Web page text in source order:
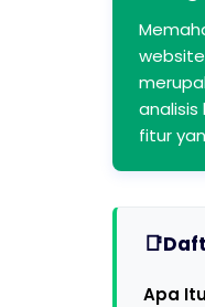
fitur
Apa